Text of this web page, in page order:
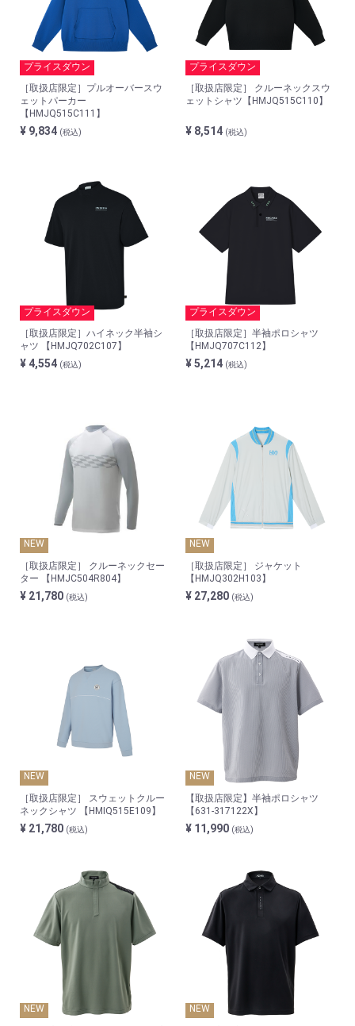
プライスダウン
［取扱店限定］プルオーバースウ
ェットパーカー
【HMJQ515C111】
¥ 9,834 (税込)
プライスダウン
［取扱店限定］ クルーネックスウ
ェットシャツ【HMJQ515C110】
¥ 8,514 (税込)
プライスダウン
［取扱店限定］ハイネック半袖シ
ャツ 【HMJQ702C107】
¥ 4,554 (税込)
プライスダウン
［取扱店限定］半袖ポロシャツ
【HMJQ707C112】
¥ 5,214 (税込)
NEW
［取扱店限定］ クルーネックセー
ター 【HMJC504R804】
¥ 21,780 (税込)
NEW
［取扱店限定］ ジャケット
【HMJQ302H103】
¥ 27,280 (税込)
NEW
［取扱店限定］ スウェットクルー
ネックシャツ 【HMIQ515E109】
¥ 21,780 (税込)
NEW
【取扱店限定】半袖ポロシャツ
【631-317122X】
¥ 11,990 (税込)
NEW
NEW